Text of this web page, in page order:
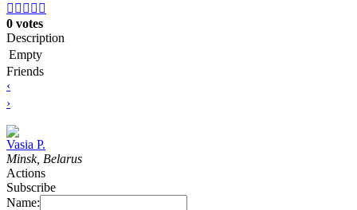
    
0 votes
Description
Empty
Friends
‹
›
Vasia P.
Minsk, Belarus
Actions
Subscribe
Name: